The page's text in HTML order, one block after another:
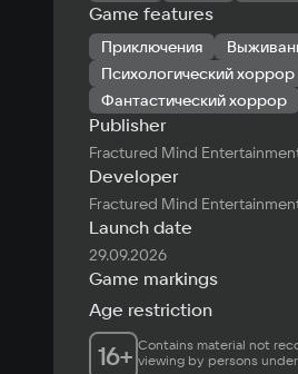
Game features
Приключения
Психологический хоррор
Фантастический хоррор
Publisher
Fractured Mind
Developer
Fractured Mind
Launch date
29.09.2026
Game markings
Age restriction
16+ Contains material not
viewing by persons under